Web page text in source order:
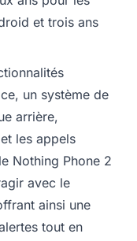
et trois ans
un système de
arrière,
les appels
Nothing Phone 2
avec le
ainsi une
tout en